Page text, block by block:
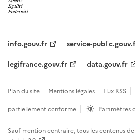
info.gouv.fr
service-
legifrance.gouv.fr
data.gouv.fr
Plan du site Mentions légales Flux RSS
partiellement conforme
Paramètres
Sauf mention contraire, tous les contenus